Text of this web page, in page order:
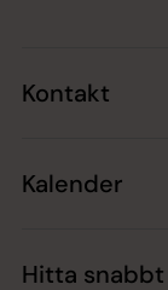
Kontakt
Kalender
Hitta snabbt